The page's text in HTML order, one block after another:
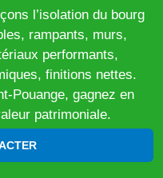
l’isolation du bourg
rampants, murs,
performants,
finitions nettes.
Pouange, gagnez en
patrimoniale.